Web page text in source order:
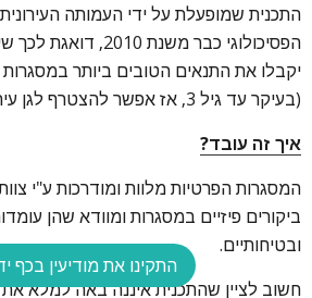
התכנית שמופעלת על ידי העמותה
הפסיכולוגי כבר משנת
יקבלו את התנאים הטובים ביותר במסגרות
(בעיקר עד גיל 3, אז אפשר להצטרף לגן עירוני קדם חובה).
איך זה עובד?
המסגרות הפרטיות מלוות ומודרכות ע"י
ביקורים פיזיים במסגרות ומוודא שהן
ובטיחותיים.
חשוב לציין שהתכנית איננה באה למלא
התקינו את מודיעין בכף